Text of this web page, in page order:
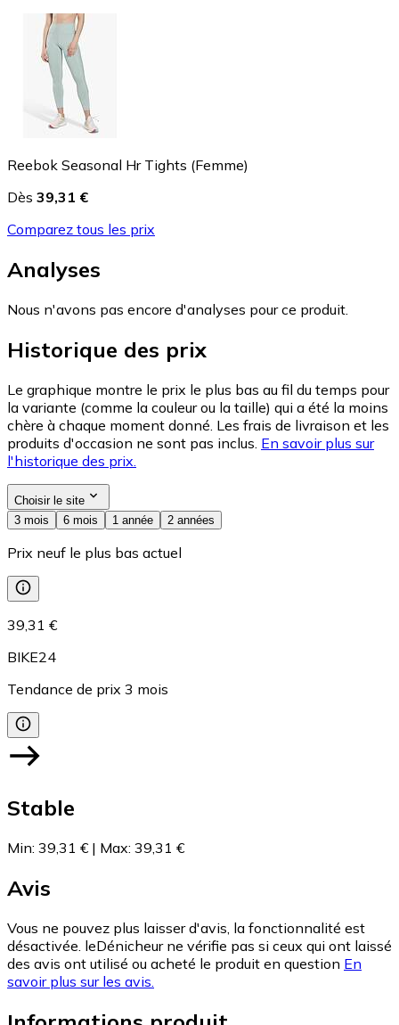
Reebok Seasonal Hr Tights (Femme)
Dès 39,31 €
Comparez tous les prix
Analyses
Nous n'avons pas encore d'analyses pour ce produit.
Historique des prix
Le graphique montre le prix le plus bas au fil du temps pour
la variante (comme la couleur ou la taille) qui a été la moins
chère à chaque moment donné. Les frais de livraison et les
produits d'occasion ne sont pas inclus. En savoir plus sur
l'historique des prix.
Choisir le site
3 mois
6 mois 1 année 2 années
Prix neuf le plus bas actuel
39,31 €
BIKE24
Tendance de prix 3 mois
Stable
Min: 39,31 € | Max: 39,31 €
Avis
Vous ne pouvez plus laisser d'avis, la fonctionnalité est
désactivée. leDénicheur ne vérifie pas si ceux qui ont laissé
des avis ont utilisé ou acheté le produit en question En
savoir plus sur les avis.